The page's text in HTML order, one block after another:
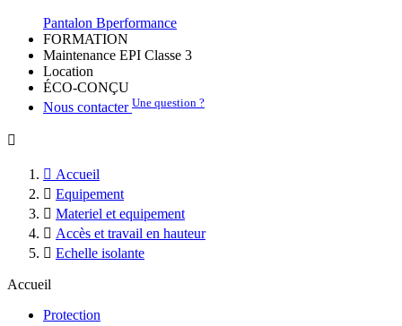
Pantalon Bperformance
FORMATION
Maintenance EPI Classe 3
Location
ÉCO-CONÇU
Nous contacter Une question ?

 Accueil
 Equipement
 Materiel et equipement
 Accès et travail en hauteur
 Echelle isolante
Accueil
Protection